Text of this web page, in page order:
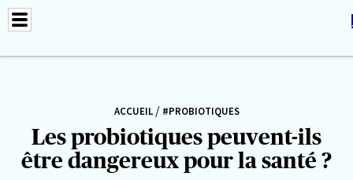
ACCUEIL/ #PROBIOTIQUES
Les probiotiques peuvent-ils
être dangereux pour la santé ?